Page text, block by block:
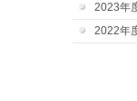
2023年
2022年